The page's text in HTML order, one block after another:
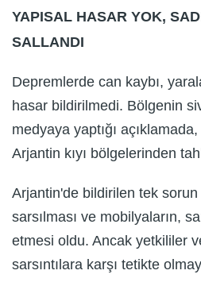
YAPISAL HASAR YOK,
SALLANDI
Depremlerde can kaybı,
hasar bildirilmedi. Bölgenin
medyaya yaptığı
Arjantin kıyı bölgelerinden
Arjantin'de bildirilen tek sorun
sarsılması ve mobilyaların,
etmesi oldu. Ancak yetkililer
sarsıntılara karşı tetikte